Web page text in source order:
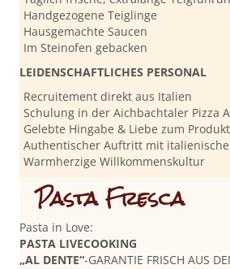
Handgezogene Teiglinge
Hausgemachte Saucen
Im Steinofen gebacken
LEIDENSCHAFTLICHES PERSONAL
Recruitement direkt aus Italien
Schulung in der Aichbachtaler Pizza
Gelebte Hingabe & Liebe zum Produkt
Authentischer Auftritt mit
Warmherzige Willkommenskultur
Pasta Fresca
Pasta in Love:
PASTA LIVECOOKING
„AL DENTE“-GARANTIE FRISCH AUS